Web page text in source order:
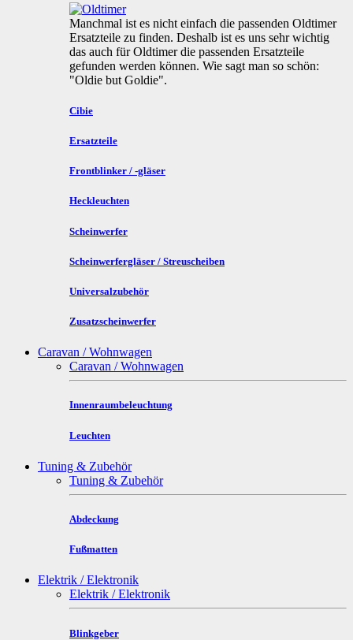
Manchmal ist es nicht einfach die passenden Oldtimer
Ersatzteile zu finden. Deshalb ist es uns sehr wichtig
das auch für Oldtimer die passenden Ersatzteile
gefunden werden können. Wie sagt man so schön:
"Oldie but Goldie".
Cibie
Ersatzteile
Frontblinker / -gläser
Heckleuchten
Scheinwerfer
Scheinwerfergläser / Streuscheiben
Universalzubehör
Zusatzscheinwerfer
Caravan / Wohnwagen
Caravan / Wohnwagen
Innenraumbeleuchtung
Leuchten
Tuning & Zubehör
Tuning & Zubehör
Abdeckung
Fußmatten
Elektrik / Elektronik
Elektrik / Elektronik
Blinkgeber